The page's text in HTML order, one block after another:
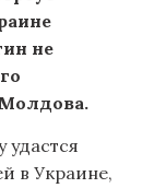
не
удастся
в Украине,